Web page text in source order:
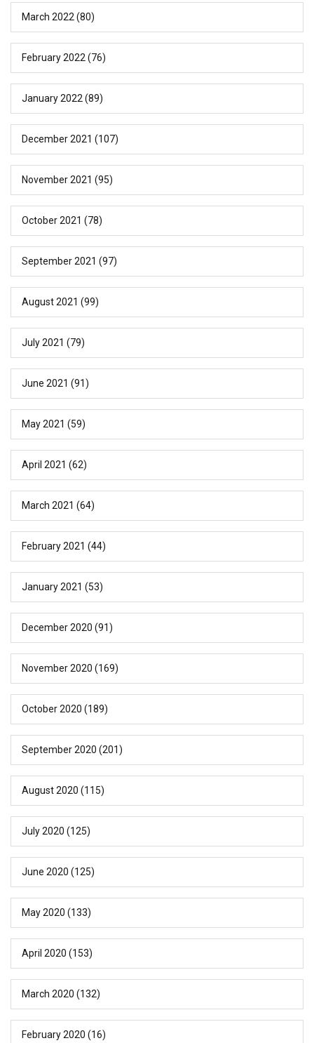
March 2022 (80)
February 2022 (76)
January 2022 (89)
December 2021 (107)
November 2021 (95)
October 2021 (78)
September 2021 (97)
August 2021 (99)
July 2021 (79)
June 2021 (91)
May 2021 (59)
April 2021 (62)
March 2021 (64)
February 2021 (44)
January 2021 (53)
December 2020 (91)
November 2020 (169)
October 2020 (189)
September 2020 (201)
August 2020 (115)
July 2020 (125)
June 2020 (125)
May 2020 (133)
April 2020 (153)
March 2020 (132)
February 2020 (16)